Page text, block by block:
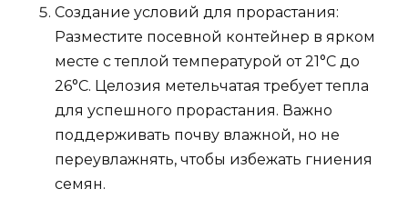
Создание условий для прорастания:
Разместите посевной контейнер в ярком
месте с теплой температурой от 21°C до
26°C. Целозия метельчатая требует тепла
для успешного прорастания. Важно
поддерживать почву влажной, но не
переувлажнять, чтобы избежать гниения
семян.